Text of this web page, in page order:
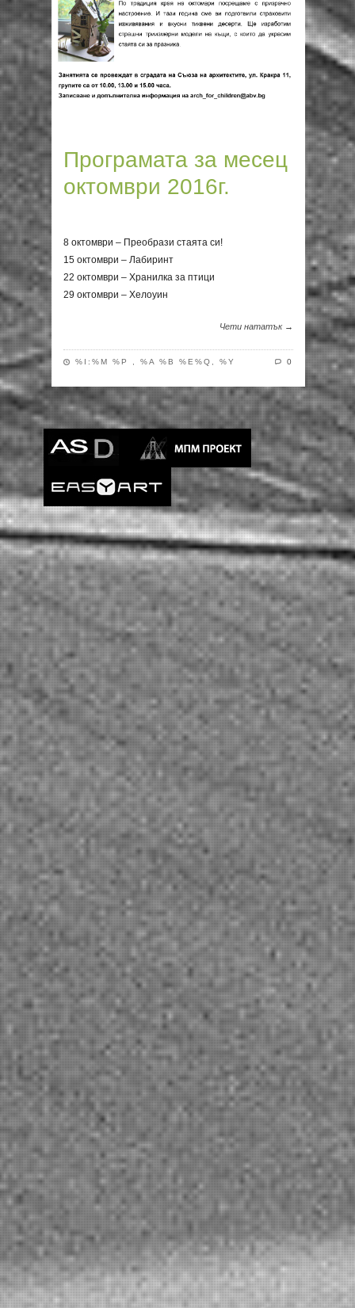
Програмата за месец
октомври 2016г.
8 октомври – Преобрази стаята си!
15 октомври – Лабиринт
22 октомври – Хранилка за птици
29 октомври – Хелоуин
Чети нататък →
%I:%M %P , %A %B %E%Q, %Y 0